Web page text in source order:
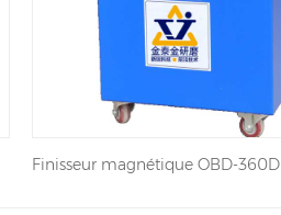
Finisseur magnétique OBD-360D